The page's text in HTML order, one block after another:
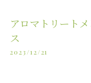
アロマトリート
ス
2023/12/21